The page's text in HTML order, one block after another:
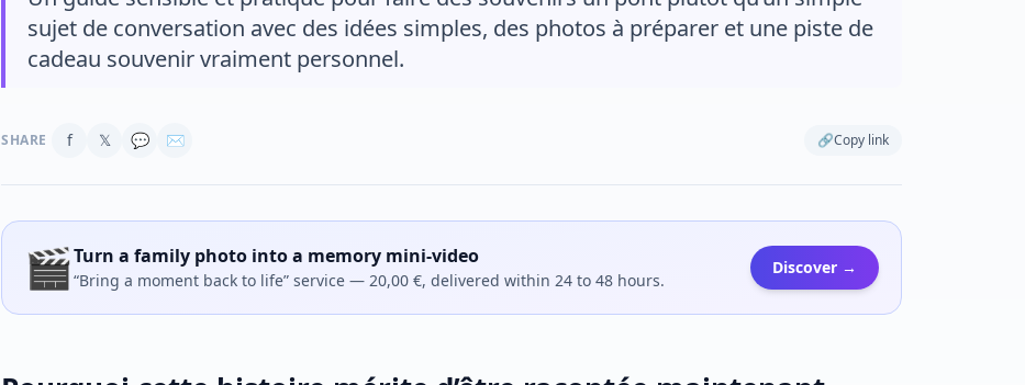
sujet de conversation avec des idées simples, des photos à préparer et une piste de
cadeau souvenir vraiment personnel.
SHARE f 𝕏 💬 ✉ 🔗Copy link
🎬Turn a family photo into a memory mini-video
“Bring a moment back to life” service — 20,00 €, delivered within 24 to 48 hours.
Discover →